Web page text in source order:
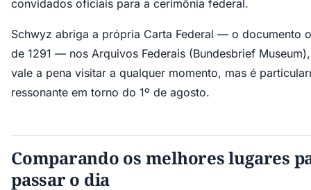
convidados oficiais para a cerimônia federal.
Schwyz abriga a própria Carta Federal — o documento
de 1291 — nos Arquivos Federais (Bundesbrief
vale a pena visitar a qualquer momento, mas é
ressonante em torno do 1º de agosto.
Comparando os melhores lugares
passar o dia